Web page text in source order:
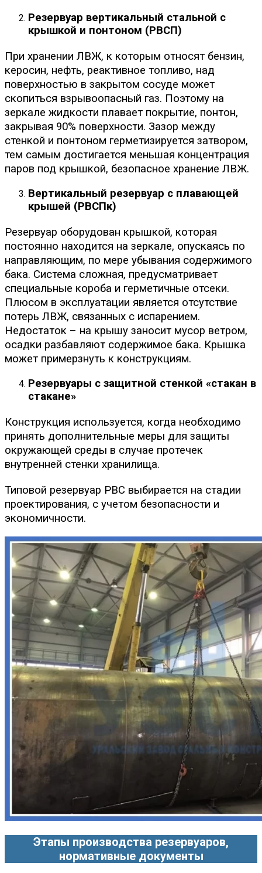
Резервуар вертикальный стальной с
крышкой и понтоном (РВСП)
При хранении ЛВЖ, к которым относят бензин,
керосин, нефть, реактивное топливо, над
поверхностью в закрытом сосуде может
скопиться взрывоопасный газ. Поэтому на
зеркале жидкости плавает покрытие, понтон,
закрывая 90% поверхности. Зазор между
стенкой и понтоном герметизируется затвором,
тем самым достигается меньшая концентрация
паров под крышкой, безопасное хранение ЛВЖ.
Вертикальный резервуар с плавающей
крышей (РВСПк)
Резервуар оборудован крышкой, которая
постоянно находится на зеркале, опускаясь по
направляющим, по мере убывания содержимого
бака. Система сложная, предусматривает
специальные короба и герметичные отсеки.
Плюсом в эксплуатации является отсутствие
потерь ЛВЖ, связанных с испарением.
Недостаток – на крышу заносит мусор ветром,
осадки разбавляют содержимое бака. Крышка
может примерзнуть к конструкциям.
Резервуары с защитной стенкой «стакан в
стакане»
Конструкция используется, когда необходимо
принять дополнительные меры для защиты
окружающей среды в случае протечек
внутренней стенки хранилища.
Типовой резервуар РВС выбирается на стадии
проектирования, с учетом безопасности и
экономичности.
Этапы производства резервуаров,
нормативные документы